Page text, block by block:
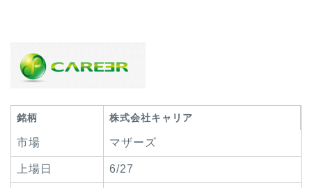
銘柄 株式会社キャリア
市場 マザーズ
上場日 6/27